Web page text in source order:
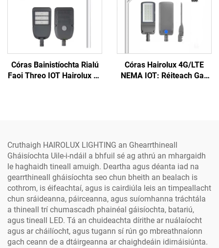
Córas Bainistíochta Rialú
Faoi Threo IOT Hairolux do
Faoi Threo, IP65, Torthaí
Amuigh
Córas Hairolux 4G/LTE
NEMA IOT: Réiteach Gan
Cruthaigh HAIROLUX LIGHTING an Ghearrthineall
Gháisíochta Uile-i-ndáil a bhfuil sé ag athrú an mhargaidh
le haghaidh tineall amuigh. Deartha agus déanta iad na
gearrthineall gháisíochta seo chun bheith an bealach is
cothrom, is éifeachtaí, agus is cairdiúla leis an timpeallacht
chun sráideanna, páirceanna, agus suíomhanna tráchtála
a thineall trí chumascadh phainéal gáisíochta, batariú,
agus tineall LED. Tá an chuideachta dírithe ar nuálaíocht
agus ar cháilíocht, agus tugann sí rún go mbreathnaíonn
gach ceann de a dtáirgeanna ar chaighdeáin idirnáisiúnta.